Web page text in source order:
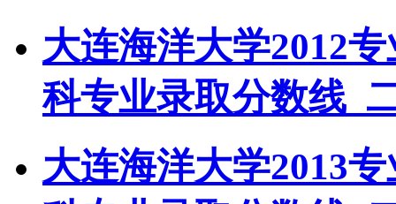
大连海洋大学2012
科专业录取分数线_
大连海洋大学2013